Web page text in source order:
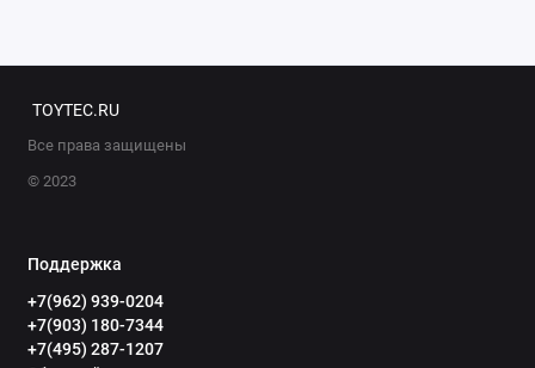
TOYTEC.RU
Все права защищены
© 2023
Поддержка
+7(962) 939-0204
+7(903) 180-7344
+7(495) 287-1207